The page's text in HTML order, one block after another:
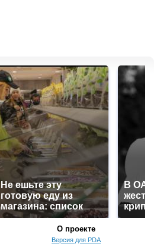
Не ешьте эту
готовую еду из
магазина: список
В ОАЭ
О проекте
Версия для PDA